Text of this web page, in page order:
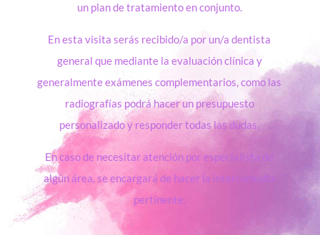
un plan de tratamiento en conjunto.
En esta visita serás recibido/a por un/a dentista
general que mediante la evaluación clínica y
generalmente exámenes complementarios, como las
radiografías podrá hacer un presupuesto
personalizado y responder todas las dudas.
En caso de necesitar atención por especialista de
algún área, se encargará de hacer la interconsulta
pertinente.